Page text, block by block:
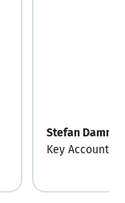
Stefan Damm
Key Account